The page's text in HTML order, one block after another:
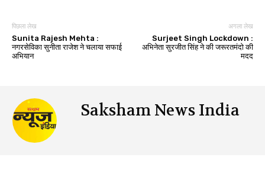
पिछला लेख
Sunita Rajesh Mehta :
नगरसेविका सुनीता राजेश ने चलाया सफाई
अभियान
अगला लेख
Surjeet Singh Lockdown :
अभिनेता सुरजीत सिंह ने की जरूरतमंदो की
मदद
Saksham News India